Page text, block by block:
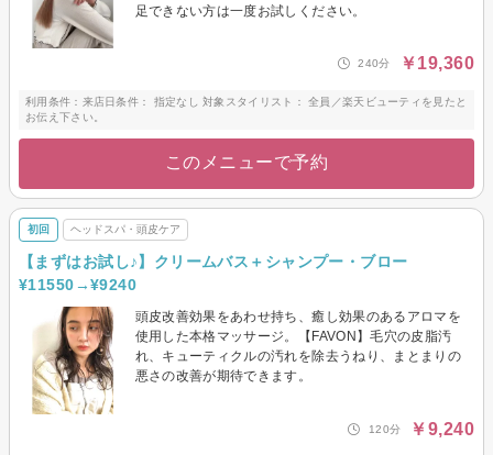
足できない方は一度お試しください。
240分 ￥19,360
利用条件：来店日条件： 指定なし 対象スタイリスト： 全員／楽天ビューティを見たと
お伝え下さい。
このメニューで予約
初回 ヘッドスパ・頭皮ケア
【まずはお試し♪】クリームバス＋シャンプー・ブロー
¥11550→¥9240
頭皮改善効果をあわせ持ち、癒し効果のあるアロマを
使用した本格マッサージ。【FAVON】毛穴の皮脂汚
れ、キューティクルの汚れを除去うねり、まとまりの
悪さの改善が期待できます。
120分 ￥9,240